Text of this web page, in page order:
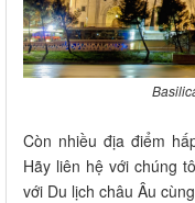
Còn nhiều địa điểm
Hãy liên hệ với chúng
với Du lịch châu Âu